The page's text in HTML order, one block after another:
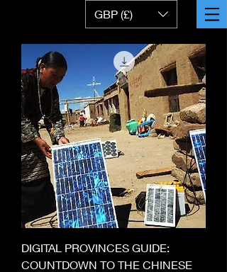
GBP (£)
DIGITAL PROVINCES GUIDE:
COUNTDOWN TO THE CHINESE